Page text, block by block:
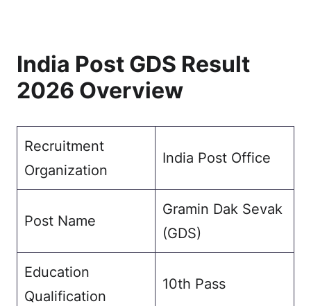
India Post GDS Result
2026 Overview
Recruitment
Organization
India Post Office
Post Name
Gramin Dak Sevak
(GDS)
Education
Qualification
10th Pass